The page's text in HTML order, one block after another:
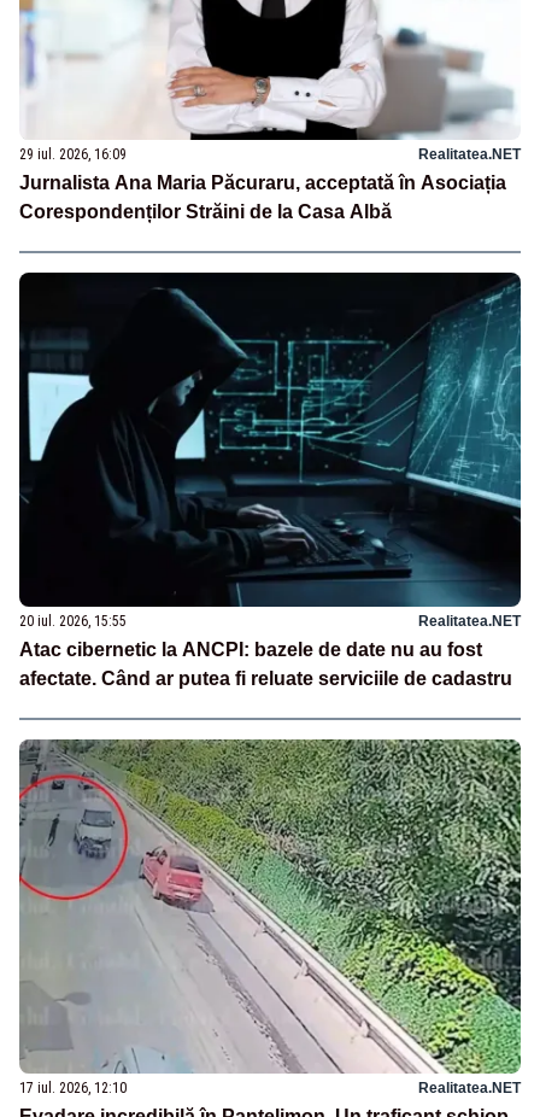
29 iul. 2026, 16:09 Realitatea.NET
Jurnalista Ana Maria Păcuraru, acceptată în Asociația
Corespondenților Străini de la Casa Albă
20 iul. 2026, 15:55 Realitatea.NET
Atac cibernetic la ANCPI: bazele de date nu au fost
afectate. Când ar putea fi reluate serviciile de cadastru
17 iul. 2026, 12:10 Realitatea.NET